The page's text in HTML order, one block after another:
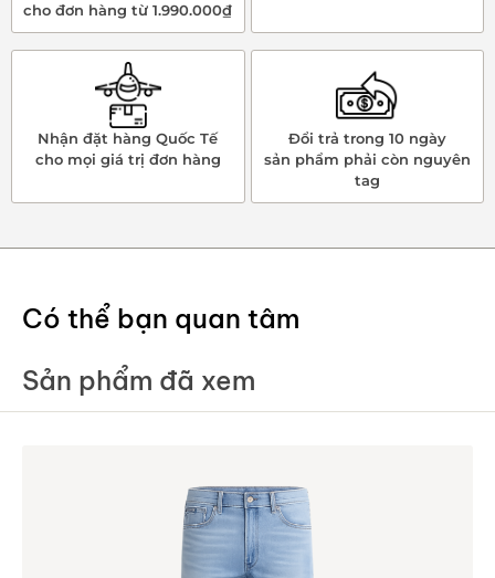
cho đơn hàng từ 1.990.000₫
Nhận đặt hàng Quốc Tế
cho mọi giá trị đơn hàng
Đổi trả trong 10 ngày
sản phẩm phải còn nguyên
tag
Có thể bạn quan tâm
Sản phẩm đã xem